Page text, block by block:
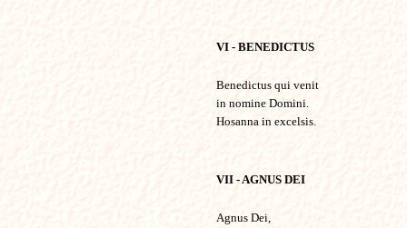
VI - BENEDICTUS
Benedictus qui venit
in nomine Domini.
Hosanna in excelsis.
VII - AGNUS DEI
Agnus Dei,